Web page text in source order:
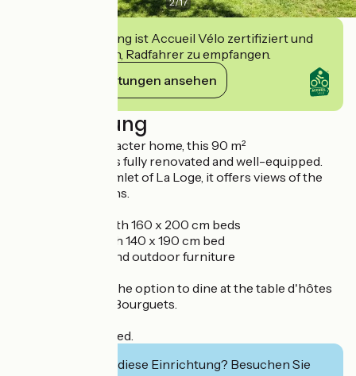
Diese Einrichtung ist Accueil Vélo zertifiziert und
verpflichtet sich, Radfahrer zu empfangen.
Ihre Verpflichtungen ansehen
Beschreibung
In a beautiful character home, this 90 m²
accommodation is fully renovated and well-equipped.
Located in the hamlet of La Loge, it offers views of the
village and its plains.
Two bedrooms with 160 x 200 cm beds
One bedroom with 140 x 190 cm bed
Garden, terrace, and outdoor furniture
Guests also have the option to dine at the table d'hôtes
of La Bastide des Bourguets.
Pets are not allowed.
Interessiert Sie diese Einrichtung? Besuchen Sie